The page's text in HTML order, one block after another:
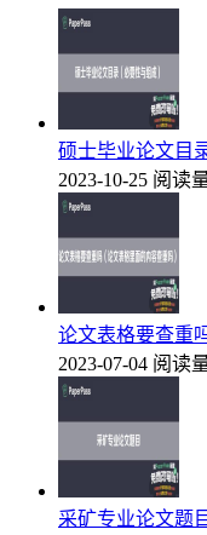
硕士毕业论文目
2023-10-25 阅读
论文表格要查重
2023-07-04 阅读
采矿专业论文题